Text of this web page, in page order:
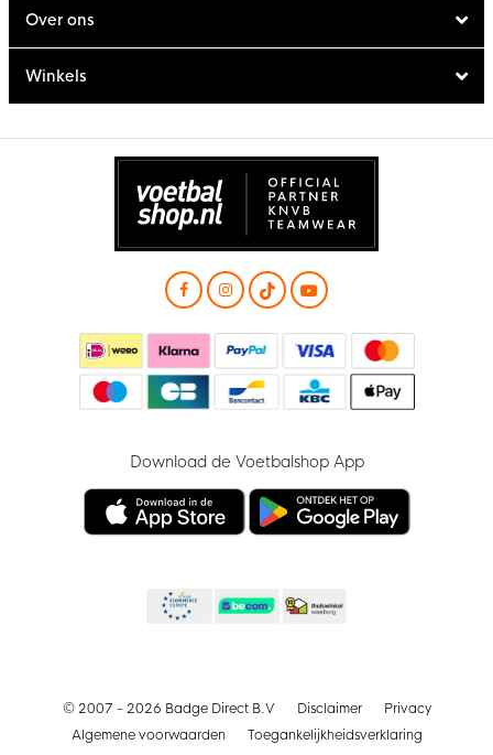
Over ons
Winkels
Download de Voetbalshop App
© 2007 - 2026 Badge Direct B.V Disclaimer
Privacy
Algemene voorwaarden
Toegankelijkheidsverklaring